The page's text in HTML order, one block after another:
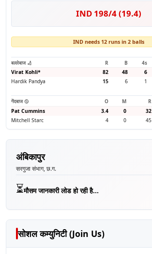
IND 198/4 (19.4)
IND needs 12 runs in 2 balls
बल्लेबाज 🏏 R B 4s
Virat Kohli* 82 48 6
Hardik Pandya 15 6 1
गेंदबाज 🥎 O M R
Pat Cummins
3.4 0 32
Mitchell Starc 4 0 45
अंबिकापुर
सरगुजा संभाग, छ.ग.
⏳मौसम जानकारी लोड हो रही है...
सोशल कम्युनिटी (Join Us)